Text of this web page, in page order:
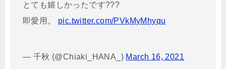
とても嬉しかったです???
即愛用。 pic.twitter.com/PVkMyMhyqu
— 千秋 (@Chiaki_HANA_) March 16, 2021